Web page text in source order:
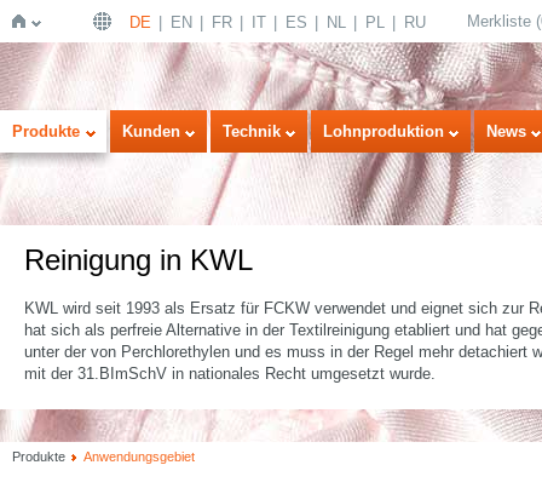
Startseite
DE EN FR IT ES NL PL RU Merkliste (
Produkte Kunden Technik Lohnproduktion News
Reinigung in KWL
KWL wird seit 1993 als Ersatz für FCKW verwendet und eignet sich zur
hat sich als perfreie Alternative in der Textilreinigung etabliert und hat
unter der von Perchlorethylen und es muss in der Regel mehr
mit der 31.BImSchV in nationales Recht umgesetzt wurde.
Produkte Anwendungsgebiet